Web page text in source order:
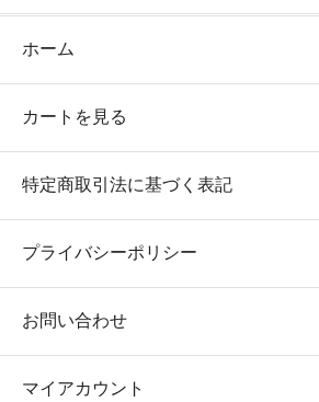
ホーム
カートを見る
特定商取引法に基づく表記
プライバシーポリシー
お問い合わせ
マイアカウント